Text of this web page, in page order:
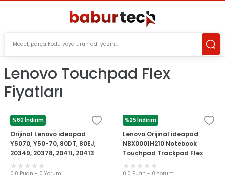
Lenovo Touchpad Flex
Fiyatları
%60 İndirim
LENOVO
Orijinal Lenovo ideapad
Y5070, Y50-70, 80DT, 80EJ,
20349, 20378, 20411, 20413
Notebook Touchpad Flex
Kablosu NBX0001LH00
0.0 Puan - 0 Yorum
%25 İndirim
LENOVO
Lenovo Orijinal ideapad
NBX0001H210 Notebook
Touchpad Trackpad Flex
Kablosu
0.0 Puan - 0 Yorum